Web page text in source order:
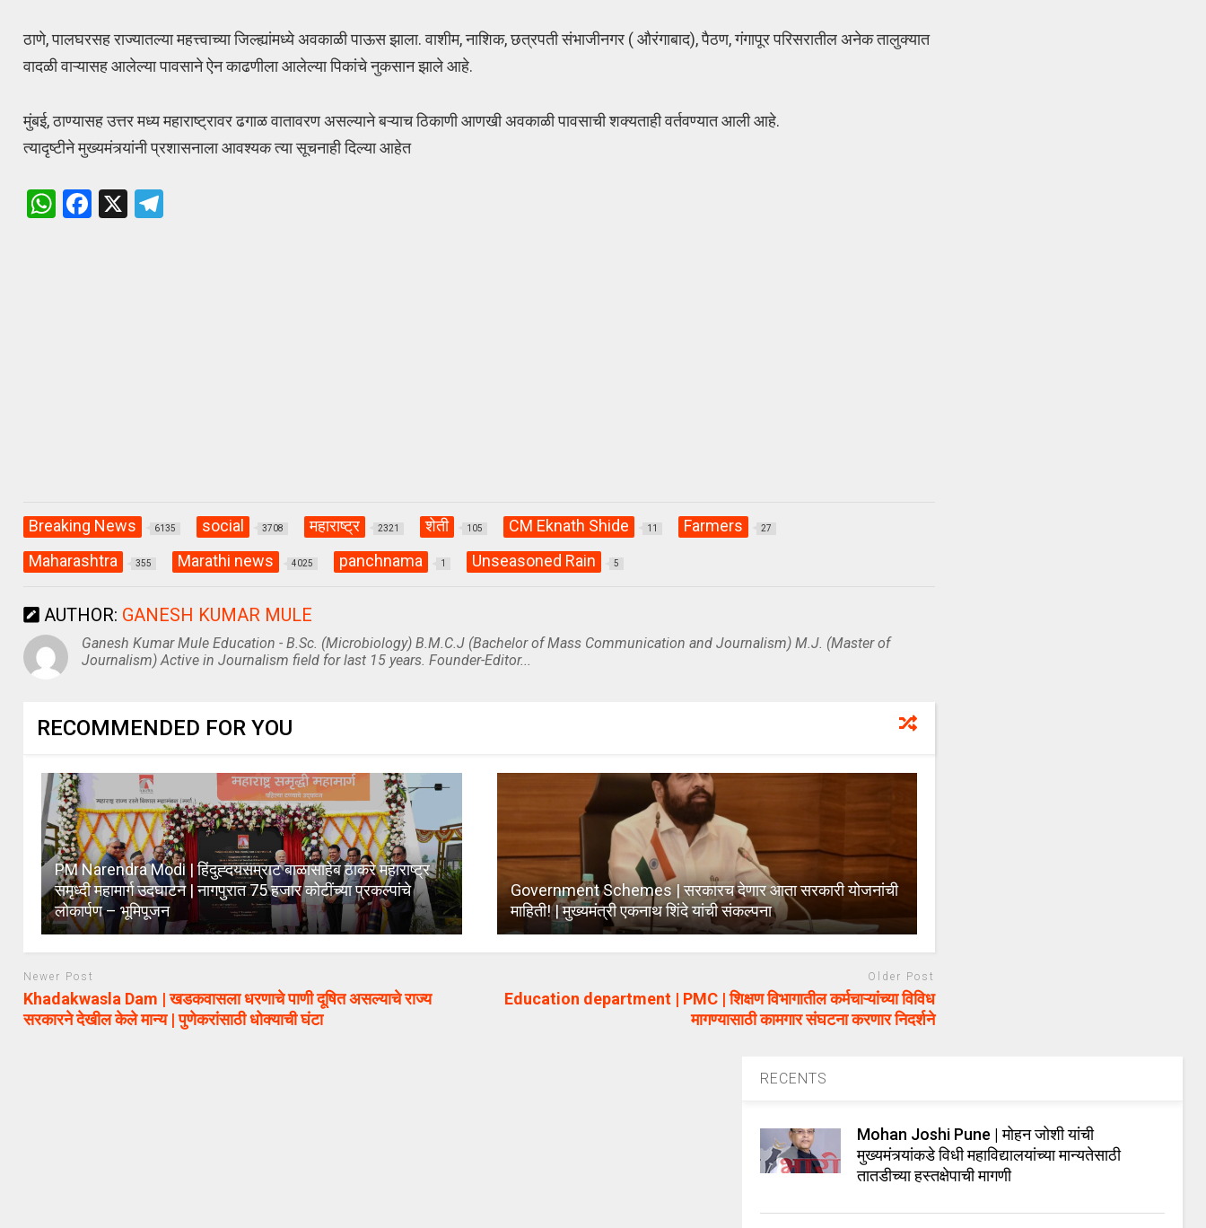
ठाणे, पालघरसह राज्यातल्या महत्त्वाच्या जिल्ह्यांमध्ये अवकाळी पाऊस झाला. वाशीम, नाशिक, छत्रपती संभाजीनगर ( औरंगाबाद), पैठण, गंगापूर परिसरातील अनेक तालुक्यात
वादळी वाऱ्यासह आलेल्या पावसाने ऐन काढणीला आलेल्या पिकांचे नुकसान झाले आहे.
मुंबई, ठाण्यासह उत्तर मध्य महाराष्ट्रावर ढगाळ वातावरण असल्याने बऱ्याच ठिकाणी आणखी अवकाळी पावसाची शक्यताही वर्तवण्यात आली आहे.
त्यादृष्टीने मुख्यमंत्र्यांनी प्रशासनाला आवश्यक त्या सूचनाही दिल्या आहेत
W F
X
Breaking News 6135 social 3708 महाराष्ट्र 2321 शेती 105 CM Eknath Shide 11 Farmers 27
Maharashtra 355 Marathi news 4025 panchnama 1 Unseasoned Rain 5
AUTHOR: GANESH KUMAR MULE
Ganesh Kumar Mule Education - B.Sc. (Microbiology) B.M.C.J (Bachelor of Mass Communication and Journalism) M.J. (Master of
Journalism) Active in Journalism field for last 15 years. Founder-Editor...
RECOMMENDED FOR YOU
PM Narendra Modi | हिंदुह्दयसम्राट बाळासाहेब ठाकरे महाराष्ट्र
समृध्दी महामार्ग उदघाटन | नागपुरात 75 हजार कोटींच्या प्रकल्पांचे
लोकार्पण – भूमिपूजन
Government Schemes | सरकारच देणार आता सरकारी योजनांची
माहिती! | मुख्यमंत्री एकनाथ शिंदे यांची संकल्पना
Newer Post
Khadakwasla Dam | खडकवासला धरणाचे पाणी दूषित असल्याचे राज्य
सरकारने देखील केले मान्य | पुणेकरांसाठी धोक्याची घंटा
Older Post
Education department | PMC | शिक्षण विभागातील कर्मचाऱ्यांच्या विविध
मागण्यासाठी कामगार संघटना करणार निदर्शने
RECENTS
Mohan Joshi Pune | मोहन जोशी यांची
मुख्यमंत्र्यांकडे विधी महाविद्यालयांच्या मान्यतेसाठी
तातडीच्या हस्तक्षेपाची मागणी